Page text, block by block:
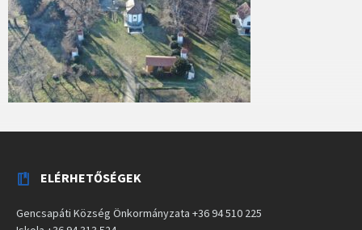
ELÉRHETŐSÉGEK
Gencsapáti Község Önkormányzata +36 94 510 225